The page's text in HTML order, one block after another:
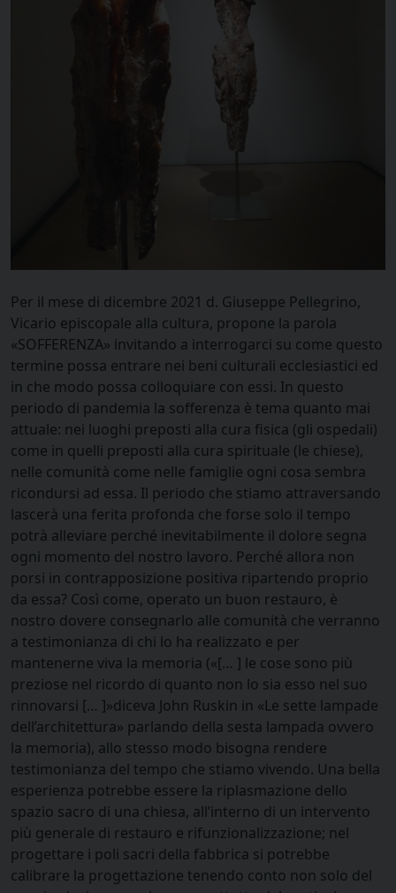
Per il mese di dicembre 2021 d. Giuseppe Pellegrino,
Vicario episcopale alla cultura, propone la parola
«SOFFERENZA» invitando a interrogarci su come questo
termine possa entrare nei beni culturali ecclesiastici ed
in che modo possa colloquiare con essi. In questo
periodo di pandemia la sofferenza è tema quanto mai
attuale: nei luoghi preposti alla cura fisica (gli ospedali)
come in quelli preposti alla cura spirituale (le chiese),
nelle comunità come nelle famiglie ogni cosa sembra
ricondursi ad essa. Il periodo che stiamo attraversando
lascerà una ferita profonda che forse solo il tempo
potrà alleviare perché inevitabilmente il dolore segna
ogni momento del nostro lavoro. Perché allora non
porsi in contrapposizione positiva ripartendo proprio
da essa? Così come, operato un buon restauro, è
nostro dovere consegnarlo alle comunità che verranno
a testimonianza di chi lo ha realizzato e per
mantenerne viva la memoria («[… ] le cose sono più
preziose nel ricordo di quanto non lo sia esso nel suo
rinnovarsi [… ]»diceva John Ruskin in «Le sette lampade
dell’architettura» parlando della sesta lampada ovvero
la memoria), allo stesso modo bisogna rendere
testimonianza del tempo che stiamo vivendo. Una bella
esperienza potrebbe essere la riplasmazione dello
spazio sacro di una chiesa, all’interno di un intervento
più generale di restauro e rifunzionalizzazione; nel
progettare i poli sacri della fabbrica si potrebbe
calibrare la progettazione tenendo conto non solo del